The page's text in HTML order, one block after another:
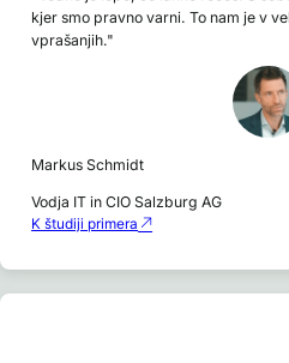
kjer smo pravno varni. To nam je v
vprašanjih."
Markus Schmidt
Vodja IT in CIO Salzburg AG
K študiji primera